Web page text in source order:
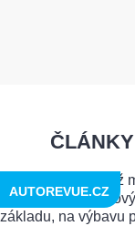
AUTOREVUE.CZ